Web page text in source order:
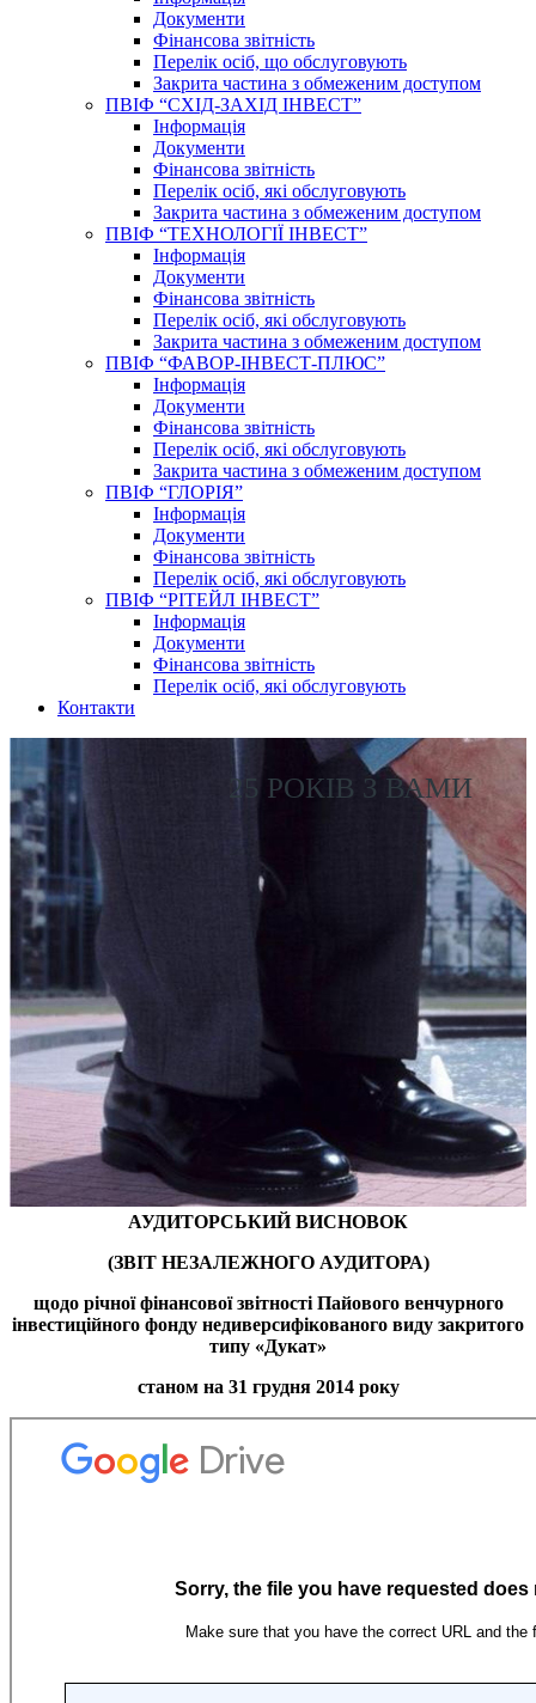
Документи
Фінансова звітність
Перелік осіб, що обслуговують
Закрита частина з обмеженим доступом
ПВІФ “СХІД-ЗАХІД ІНВЕСТ”
Інформація
Документи
Фінансова звітність
Перелік осіб, які обслуговують
Закрита частина з обмеженим доступом
ПВІФ “ТЕХНОЛОГІЇ ІНВЕСТ”
Інформація
Документи
Фінансова звітність
Перелік осіб, які обслуговують
Закрита частина з обмеженим доступом
ПВІФ “ФАВОР-ІНВЕСТ-ПЛЮС”
Інформація
Документи
Фінансова звітність
Перелік осіб, які обслуговують
Закрита частина з обмеженим доступом
ПВІФ “ГЛОРІЯ”
Інформація
Документи
Фінансова звітність
Перелік осіб, які обслуговують
ПВІФ “РІТЕЙЛ ІНВЕСТ”
Інформація
Документи
Фінансова звітність
Перелік осіб, які обслуговують
Контакти
25 РОКІВ З ВАМИ
АУДИТОРСЬКИЙ ВИСНОВОК
(ЗВІТ НЕЗАЛЕЖНОГО АУДИТОРА)
щодо річної фінансової звітності Пайового венчурного
інвестиційного фонду недиверсифікованого виду закритого
типу «Дукат»
станом на 31 грудня 2014 року